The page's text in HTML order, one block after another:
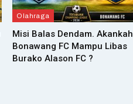
Olahraga
Misi Balas Dendam. Akankah
Bonawang FC Mampu Libas
Burako Alason FC ?